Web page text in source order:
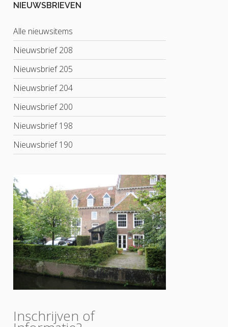
NIEUWSBRIEVEN
Alle nieuwsitems
Nieuwsbrief 208
Nieuwsbrief 205
Nieuwsbrief 204
Nieuwsbrief 200
Nieuwsbrief 198
Nieuwsbrief 190
Inschrijven of